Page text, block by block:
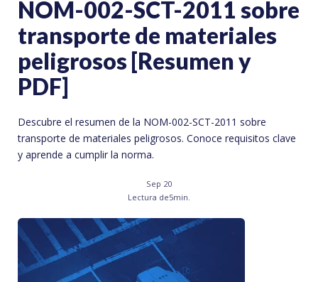
NOM-002-SCT-2011 sobre
transporte de materiales
peligrosos [Resumen y
PDF]
Descubre el resumen de la NOM-002-SCT-2011 sobre
transporte de materiales peligrosos. Conoce requisitos clave
y aprende a cumplir la norma.
Sep 20
Lectura de5min.